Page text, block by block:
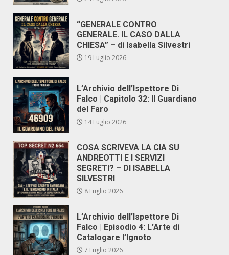
“GENERALE CONTRO
GENERALE. IL CASO DALLA
CHIESA” – di Isabella Silvestri
19 Luglio 2026
L’Archivio dell’Ispettore Di
Falco | Capitolo 32: Il Guardiano
del Faro
14 Luglio 2026
COSA SCRIVEVA LA CIA SU
ANDREOTTI E I SERVIZI
SEGRETI? – DI ISABELLA
SILVESTRI
8 Luglio 2026
L’Archivio dell’Ispettore Di
Falco | Episodio 4: L’Arte di
Catalogare l’Ignoto
7 Luglio 2026